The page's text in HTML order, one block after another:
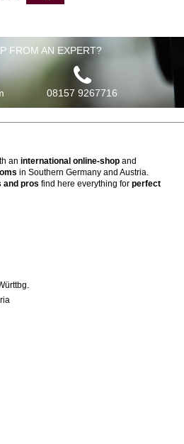
FROM AN EXPERT?
08157 9267716
an international online-shop and
in Southern Germany and Austria.
and pros find here everything for perfect